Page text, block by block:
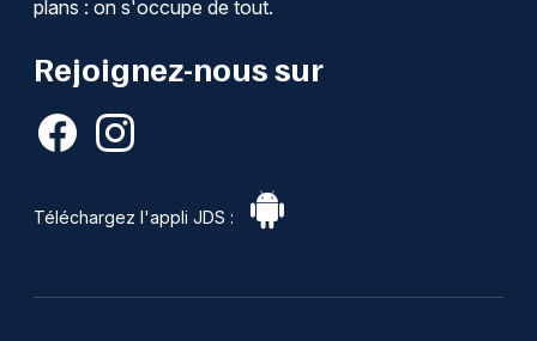
plans : on s'occupe de tout.
Rejoignez-nous sur
Téléchargez l'appli JDS :